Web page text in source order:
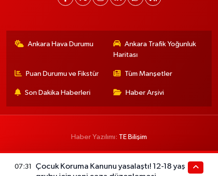
Ankara Hava Durumu
Ankara Trafik Yoğunluk
Haritası
Puan Durumu ve Fikstür Tüm Manşetler
Son Dakika Haberleri Haber Arşivi
Haber Yazılımı: TE Bilişim
07:31
Çocuk Koruma Kanunu yasalaştı! 12-18 yaş